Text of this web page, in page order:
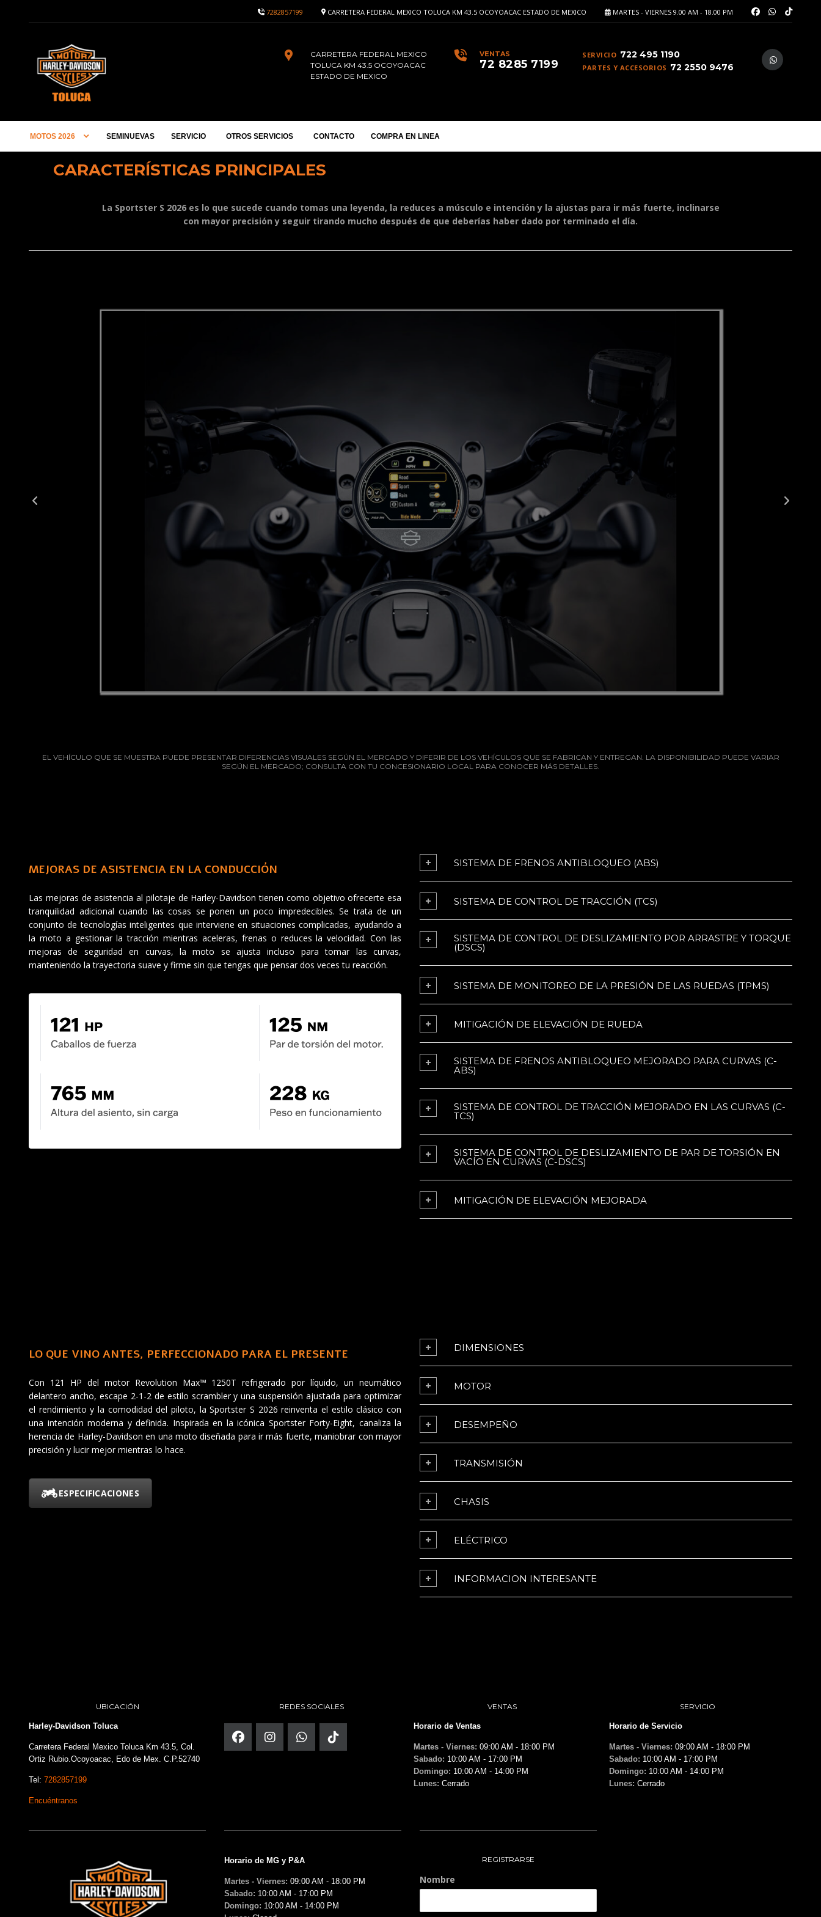
MARTES - VIERNES 9.00 AM - 18.00 PM
CARRETERA FEDERAL MEXICO TOLUCA KM 43.5 OCOYOACAC ESTADO DE MEXICO
7282857199
SERVICIO 722 495 1190
PARTES Y ACCESORIOS 72 2550 9476
VENTAS
72 8285 7199
CARRETERA FEDERAL MEXICO
TOLUCA KM 43.5 OCOYOACAC
ESTADO DE MEXICO
MOTOS 2026 SEMINUEVAS SERVICIO OTROS SERVICIOS CONTACTO COMPRA EN LINEA
CARACTERÍSTICAS PRINCIPALES
La Sportster S 2026 es lo que sucede cuando tomas una leyenda, la reduces a músculo e intención y la ajustas para ir más fuerte, inclinarse
con mayor precisión y seguir tirando mucho después de que deberías haber dado por terminado el día.
EL VEHÍCULO QUE SE MUESTRA PUEDE PRESENTAR DIFERENCIAS VISUALES SEGÚN EL MERCADO Y DIFERIR DE LOS VEHÍCULOS QUE SE FABRICAN Y ENTREGAN. LA DISPONIBILIDAD PUEDE VARIAR
SEGÚN EL MERCADO; CONSULTA CON TU CONCESIONARIO LOCAL PARA CONOCER MÁS DETALLES.
MEJORAS DE ASISTENCIA EN LA CONDUCCIÓN
Las mejoras de asistencia al pilotaje de Harley-Davidson tienen como objetivo ofrecerte esa
tranquilidad adicional cuando las cosas se ponen un poco impredecibles. Se trata de un
conjunto de tecnologías inteligentes que interviene en situaciones complicadas, ayudando a
la moto a gestionar la tracción mientras aceleras, frenas o reduces la velocidad. Con las
mejoras de seguridad en curvas, la moto se ajusta incluso para tomar las curvas,
manteniendo la trayectoria suave y firme sin que tengas que pensar dos veces tu reacción.
SISTEMA DE FRENOS ANTIBLOQUEO (ABS)
SISTEMA DE CONTROL DE TRACCIÓN (TCS)
SISTEMA DE CONTROL DE DESLIZAMIENTO POR ARRASTRE Y TORQUE
(DSCS)
SISTEMA DE MONITOREO DE LA PRESIÓN DE LAS RUEDAS (TPMS)
MITIGACIÓN DE ELEVACIÓN DE RUEDA
SISTEMA DE FRENOS ANTIBLOQUEO MEJORADO PARA CURVAS (C-
ABS)
SISTEMA DE CONTROL DE TRACCIÓN MEJORADO EN LAS CURVAS (C-
TCS)
SISTEMA DE CONTROL DE DESLIZAMIENTO DE PAR DE TORSIÓN EN
VACÍO EN CURVAS (C-DSCS)
MITIGACIÓN DE ELEVACIÓN MEJORADA
LO QUE VINO ANTES, PERFECCIONADO PARA EL PRESENTE
Con 121 HP del motor Revolution Max™ 1250T refrigerado por líquido, un neumático
delantero ancho, escape 2-1-2 de estilo scrambler y una suspensión ajustada para optimizar
el rendimiento y la comodidad del piloto, la Sportster S 2026 reinventa el estilo clásico con
una intención moderna y definida. Inspirada en la icónica Sportster Forty-Eight, canaliza la
herencia de Harley-Davidson en una moto diseñada para ir más fuerte, maniobrar con mayor
precisión y lucir mejor mientras lo hace.
ESPECIFICACIONES
DIMENSIONES
MOTOR
DESEMPEÑO
TRANSMISIÓN
CHASIS
ELÉCTRICO
INFORMACION INTERESANTE
UBICACIÓN
Harley-Davidson Toluca
Carretera Federal Mexico Toluca Km 43.5, Col.
Ortiz Rubio.Ocoyoacac, Edo de Mex. C.P.52740
Tel: 7282857199
Encuéntranos
REDES SOCIALES VENTAS
Horario de Ventas
Martes - Viernes: 09:00 AM - 18:00 PM
Sabado: 10:00 AM - 17:00 PM
Domingo: 10:00 AM - 14:00 PM
Lunes: Cerrado
SERVICIO
Horario de Servicio
Martes - Viernes: 09:00 AM - 18:00 PM
Sabado: 10:00 AM - 17:00 PM
Domingo: 10:00 AM - 14:00 PM
Lunes: Cerrado
Horario de MG y P&A
Martes - Viernes: 09:00 AM - 18:00 PM
Sabado: 10:00 AM - 17:00 PM
Domingo: 10:00 AM - 14:00 PM
REGISTRARSE
Nombre